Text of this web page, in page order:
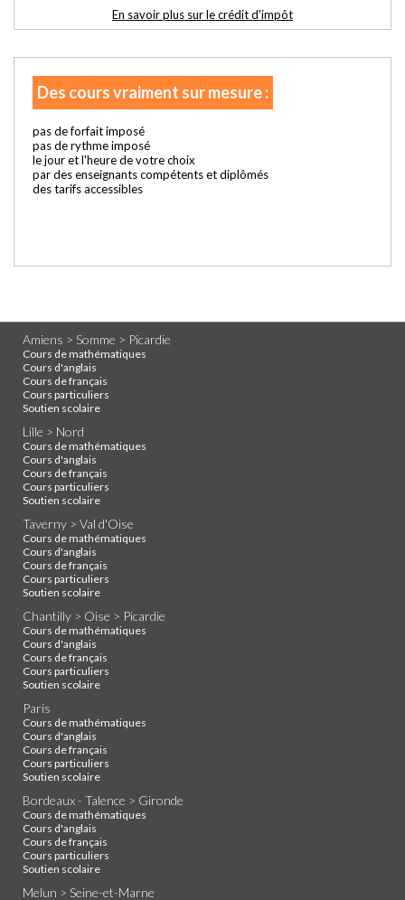
En savoir plus sur le crédit d'impôt
Des cours vraiment sur mesure :
pas de forfait imposé
pas de rythme imposé
le jour et l'heure de votre choix
par des enseignants compétents et diplômés
des tarifs accessibles
Amiens > Somme > Picardie
Cours de mathématiques
Cours d'anglais
Cours de français
Cours particuliers
Soutien scolaire
Lille > Nord
Cours de mathématiques
Cours d'anglais
Cours de français
Cours particuliers
Soutien scolaire
Taverny > Val d'Oise
Cours de mathématiques
Cours d'anglais
Cours de français
Cours particuliers
Soutien scolaire
Chantilly > Oise > Picardie
Cours de mathématiques
Cours d'anglais
Cours de français
Cours particuliers
Soutien scolaire
Paris
Cours de mathématiques
Cours d'anglais
Cours de français
Cours particuliers
Soutien scolaire
Bordeaux - Talence > Gironde
Cours de mathématiques
Cours d'anglais
Cours de français
Cours particuliers
Soutien scolaire
Melun > Seine-et-Marne